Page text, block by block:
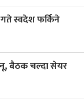
स्वदेश फर्किने
बैठक चल्दा सेयर